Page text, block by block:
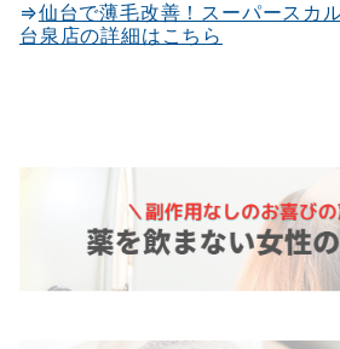
⇒仙台で薄毛改善！スーパースカ
台泉店の詳細はこちら